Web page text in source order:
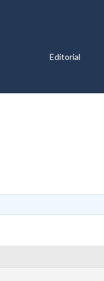
Editorial